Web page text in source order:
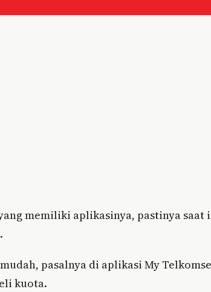
memiliki aplikasinya, pastinya saat
pasalnya di aplikasi My
kuota.